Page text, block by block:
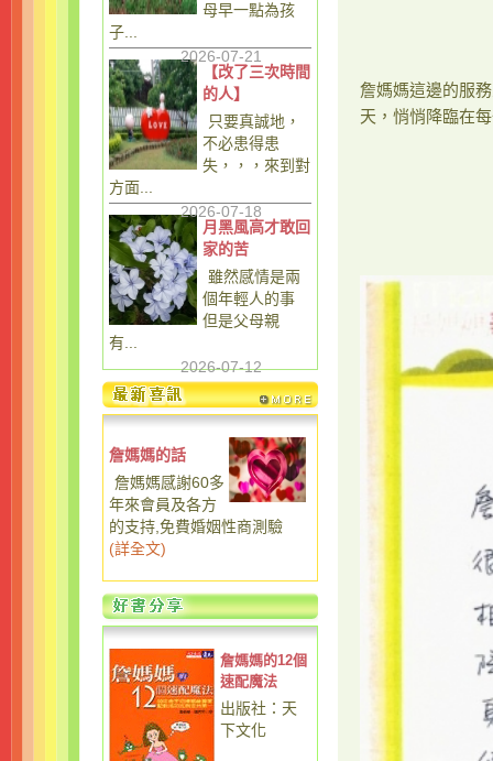
母早一點為孩
子...
2026-07-21
【改了三次時間
的人】
只要真誠地，
不必患得患
失，，，來到對
方面...
2026-07-18
月黑風高才敢回
家的苦
雖然感情是兩
個年輕人的事
但是父母親
有...
2026-07-12
詹媽媽的話
詹媽媽感謝60多
年來會員及各方
的支持,免費婚姻性商測驗
(詳全文)
詹媽媽的12個
速配魔法
出版社：天
下文化
詹媽媽這邊的服
天，悄悄降臨在